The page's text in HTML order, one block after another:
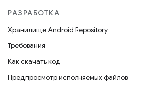
РАЗРАБОТКА
Хранилище Android Repository
Требования
Как скачать код
Предпросмотр исполняемых файлов